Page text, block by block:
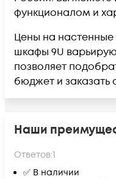
функционалом и
Цены на
шкафы 9U
позволяет
бюджет и заказать
Наши
Ответов:1
✅ В наличии